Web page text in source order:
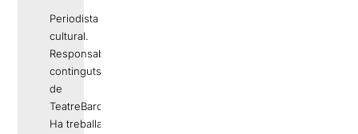
Periodista i gestor
cultural.
Responsable de
continguts editorials
de
TeatreBarcelona.com
Ha treballat a mitjans